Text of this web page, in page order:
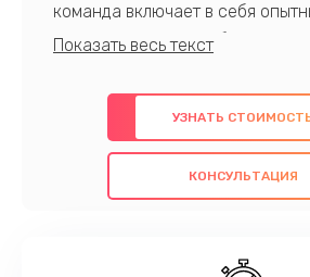
команда включает в себя
профессионалов с обширными
предлагаем быстрый и
использованием оригинальных
также гарантируем качество
проведенных работ. Наша цель
обслуживание, удовлетворяя
наилучшим образом. Не
УЗНАТЬ
КОНСУЛЬТАЦИЯ